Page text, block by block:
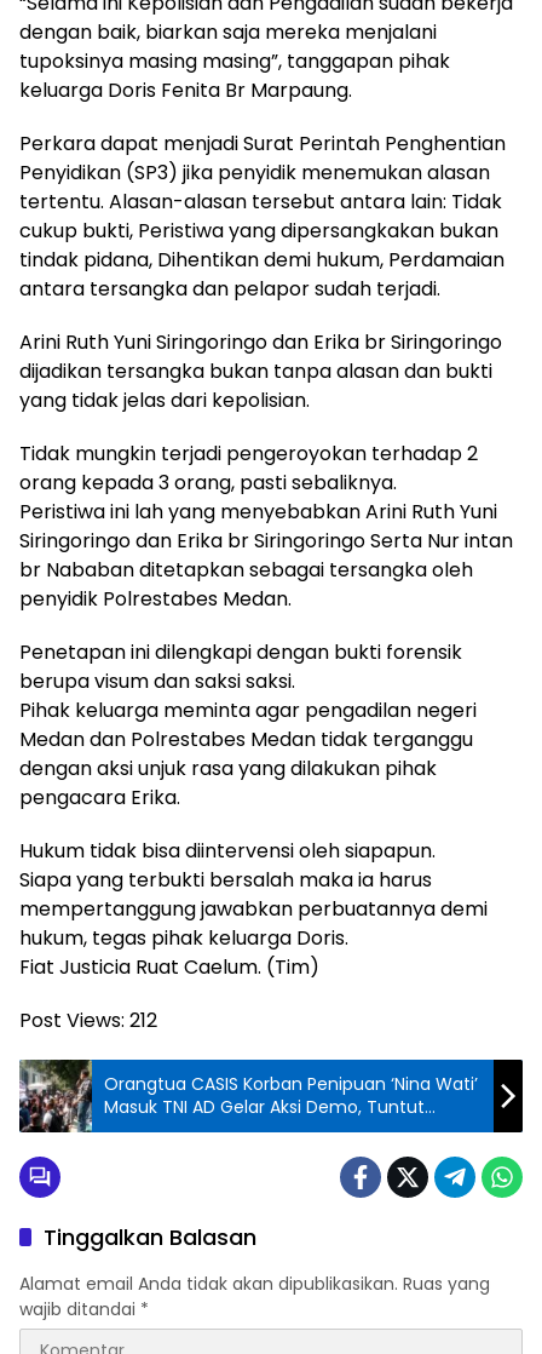
dengan baik, biarkan saja mereka menjalani
tupoksinya masing masing”, tanggapan pihak
keluarga Doris Fenita Br Marpaung.
Perkara dapat menjadi Surat Perintah Penghentian
Penyidikan (SP3) jika penyidik menemukan alasan
tertentu. Alasan-alasan tersebut antara lain: Tidak
cukup bukti, Peristiwa yang dipersangkakan bukan
tindak pidana, Dihentikan demi hukum, Perdamaian
antara tersangka dan pelapor sudah terjadi.
Arini Ruth Yuni Siringoringo dan Erika br Siringoringo
dijadikan tersangka bukan tanpa alasan dan bukti
yang tidak jelas dari kepolisian.
Tidak mungkin terjadi pengeroyokan terhadap 2
orang kepada 3 orang, pasti sebaliknya.
Peristiwa ini lah yang menyebabkan Arini Ruth Yuni
Siringoringo dan Erika br Siringoringo Serta Nur intan
br Nababan ditetapkan sebagai tersangka oleh
penyidik Polrestabes Medan.
Penetapan ini dilengkapi dengan bukti forensik
berupa visum dan saksi saksi.
Pihak keluarga meminta agar pengadilan negeri
Medan dan Polrestabes Medan tidak terganggu
dengan aksi unjuk rasa yang dilakukan pihak
pengacara Erika.
Hukum tidak bisa diintervensi oleh siapapun.
Siapa yang terbukti bersalah maka ia harus
mempertanggung jawabkan perbuatannya demi
hukum, tegas pihak keluarga Doris.
Fiat Justicia Ruat Caelum. (Tim)
Post Views: 212
Orangtua CASIS Korban Penipuan ‘Nina Wati’
Masuk TNI AD Gelar Aksi Demo, Tuntut
Keadilan
Tinggalkan Balasan
Alamat email Anda tidak akan dipublikasikan. Ruas yang
wajib ditandai *